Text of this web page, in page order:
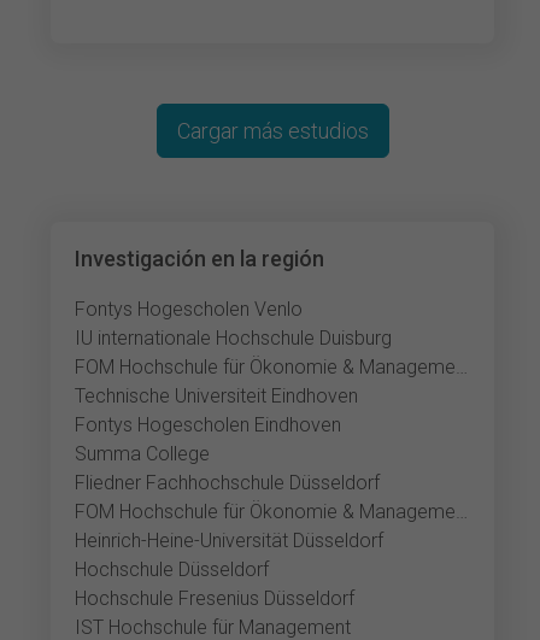
Investigación en la región
Fontys Hogescholen Venlo
IU internationale Hochschule Duisburg
FOM Hochschule für Ökonomie & Management Neuss
Technische Universiteit Eindhoven
Fontys Hogescholen Eindhoven
Summa College
Fliedner Fachhochschule Düsseldorf
FOM Hochschule für Ökonomie & Management Düsseldorf
Heinrich-Heine-Universität Düsseldorf
Hochschule Düsseldorf
Hochschule Fresenius Düsseldorf
IST Hochschule für Management
Cargar más estudios